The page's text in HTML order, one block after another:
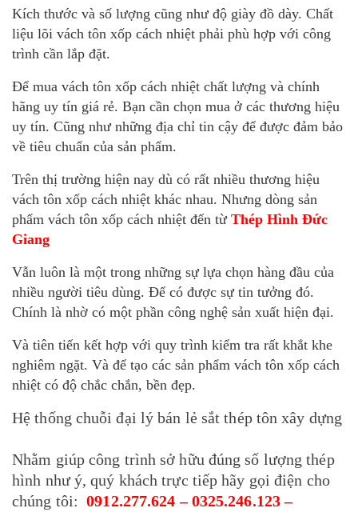
Kích thước và số lượng cũng như độ giày đồ dày. Chất
liệu lõi vách tôn xốp cách nhiệt phải phù hợp với công
trình cần lắp đặt.
Để mua vách tôn xốp cách nhiệt chất lượng và chính
hãng uy tín giá rẻ. Bạn cần chọn mua ở các thương hiệu
uy tín. Cũng như những địa chỉ tin cậy để được đảm bảo
về tiêu chuẩn của sản phẩm.
Trên thị trường hiện nay dù có rất nhiều thương hiệu
vách tôn xốp cách nhiệt khác nhau. Nhưng dòng sản
phẩm vách tôn xốp cách nhiệt đến từ Thép Hình Đức
Giang
Vẫn luôn là một trong những sự lựa chọn hàng đầu của
nhiều người tiêu dùng. Để có được sự tin tưởng đó.
Chính là nhờ có một phần công nghệ sản xuất hiện đại.
Và tiên tiến kết hợp với quy trình kiểm tra rất khắt khe
nghiêm ngặt. Và để tạo các sản phẩm vách tôn xốp cách
nhiệt có độ chắc chắn, bền đẹp.
Hệ thống chuỗi đại lý bán lẻ sắt thép tôn xây dựng
Nhằm giúp công trình sở hữu đúng số lượng thép
hình như ý, quý khách trực tiếp hãy gọi điện cho
chúng tôi:0912.277.624 – 0325.246.123 –